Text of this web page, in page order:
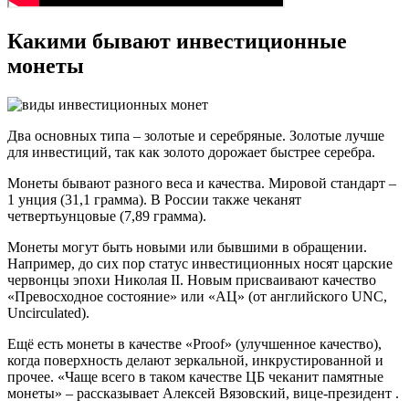
Какими бывают инвестиционные
монеты
Два основных типа – золотые и серебряные. Золотые лучше
для инвестиций, так как золото дорожает быстрее серебра.
Монеты бывают разного веса и качества. Мировой стандарт –
1 унция (31,1 грамма). В России также чеканят
четвертьунцовые (7,89 грамма).
Монеты могут быть новыми или бывшими в обращении.
Например, до сих пор статус инвестиционных носят царские
червонцы эпохи Николая II. Новым присваивают качество
«Превосходное состояние» или «АЦ» (от английского UNC,
Uncirculated).
Ещё есть монеты в качестве «Proof» (улучшенное качество),
когда поверхность делают зеркальной, инкрустированной и
прочее. «Чаще всего в таком качестве ЦБ чеканит памятные
монеты» – рассказывает Алексей Вязовский, вице-президент .